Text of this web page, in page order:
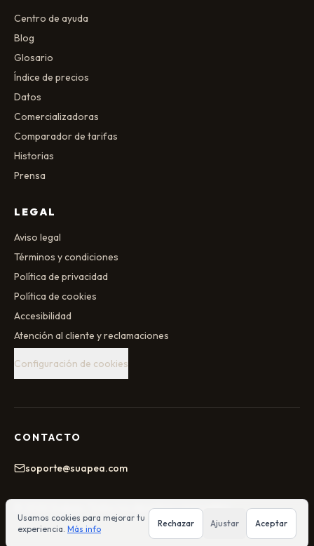
Centro de ayuda
Blog
Glosario
Índice de precios
Datos
Comercializadoras
Comparador de tarifas
Historias
Prensa
LEGAL
Aviso legal
Términos y condiciones
Política de privacidad
Política de cookies
Accesibilidad
Atención al cliente y reclamaciones
Configuración de cookies
CONTACTO
soporte@suapea.com
. Todos los derechos reservados.
Usamos cookies para mejorar tu
experiencia. Más info
Rechazar Ajustar Aceptar